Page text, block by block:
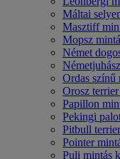
Máltai
Masztiff
Mopsz
Német
Ordas színű
Orosz
Papillon
Pekingi
Pitbull
Pointer
Puli mintás